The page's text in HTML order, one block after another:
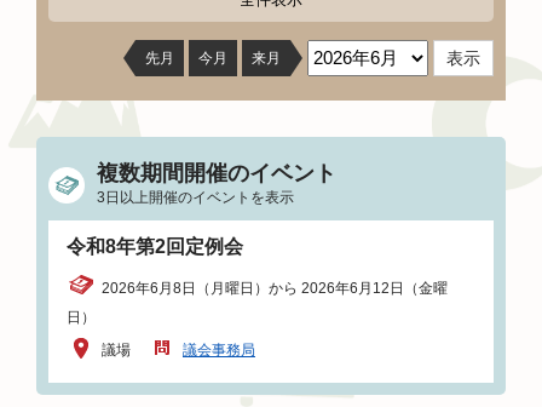
先月 今月 来月
複数期間開催のイベント
3日以上開催のイベントを表示
令和8年第2回定例会
2026年6月8日（月曜日）から 2026年6月12日（金曜
日）
議場
議会事務局